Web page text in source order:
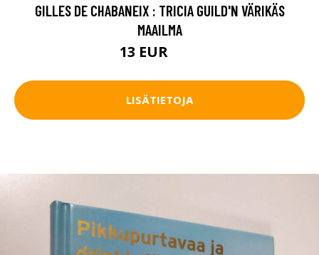
GILLES DE CHABANEIX : TRICIA GUILD'N VÄRIKÄS
MAAILMA
13 EUR
LISÄTIETOJA